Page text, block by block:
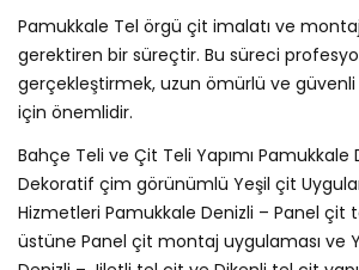
Pamukkale Tel örgü çit imalatı ve
gerektiren bir süreçtir. Bu süreci
gerçekleştirmek, uzun ömürlü ve
için önemlidir.
Bahçe Teli ve Çit Teli Yapımı
Dekoratif çim görünümlü Yeşil çit
Hizmetleri Pamukkale Denizli – Panel çit
üstüne Panel çit montaj uygulaması ve